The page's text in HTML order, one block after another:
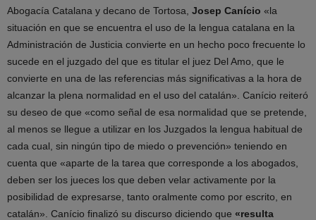
Abogacía Catalana y decano de Tortosa, Josep Canício «la
situación en que se encuentra el uso de la lengua catalana en la
Administración de Justicia convierte en un hecho poco frecuente lo
sucede en el juzgado del que es titular el juez Del Amo, que le
convierte en una de las referencias más significativas a la hora de
alcanzar la plena normalidad en el uso del catalán». Canício reiteró
su deseo de que «como señal de esa normalidad que se pretende,
al menos se llegue a utilizar en los Juzgados la lengua habitual de
cada cual, sin ningún tipo de miedo o prevención» teniendo en
cuenta que «aparte de la tarea que corresponde a los abogados,
deben ser los jueces los que deben velar activamente por la
posibilidad de expresarse, tanto oralmente como por escrito, en
catalán». Canício finalizó su discurso diciendo que «resulta